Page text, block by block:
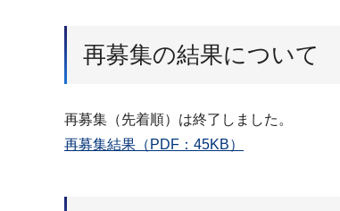
再募集の結果について
再募集（先着順）は終了しました。
再募集結果（PDF：45KB）